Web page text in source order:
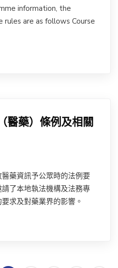
information, the
rules are as follows Course
醫藥）條例及相關
藥資訊予公眾時的法例要
了本地執法機構及法務專
求及對藥業界的影響。